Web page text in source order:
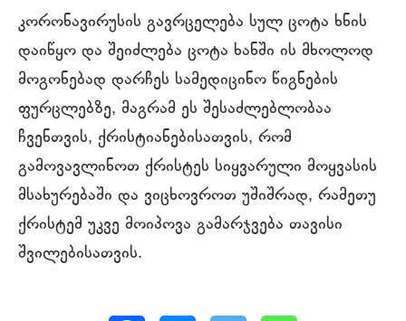
კორონავირუსის გავრცელება სულ ცოტა ხნის
დაიწყო და შეიძლება ცოტა ხანში ის მხოლოდ
მოგონებად დარჩეს სამედიცინო წიგნების
ფურცლებზე, მაგრამ ეს შესაძლებლობაა
ჩვენთვის, ქრისტიანებისათვის, რომ
გამოვავლინოთ ქრისტეს სიყვარული მოყვასის
მსახურებაში და ვიცხოვროთ უშიშრად, რამეთუ
ქრისტემ უკვე მოიპოვა გამარჯვება თავისი
შვილებისათვის.